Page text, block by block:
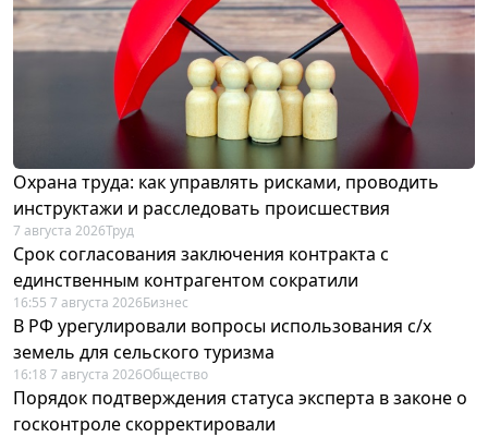
Охрана труда: как управлять рисками, проводить
инструктажи и расследовать происшествия
7 августа 2026Труд
Срок согласования заключения контракта с
единственным контрагентом сократили
16:55 7 августа 2026Бизнес
В РФ урегулировали вопросы использования с/х
земель для сельского туризма
16:18 7 августа 2026Общество
Порядок подтверждения статуса эксперта в законе о
госконтроле скорректировали